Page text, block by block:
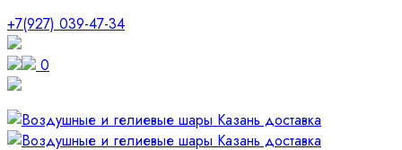
+7(927) 039-47-34
0